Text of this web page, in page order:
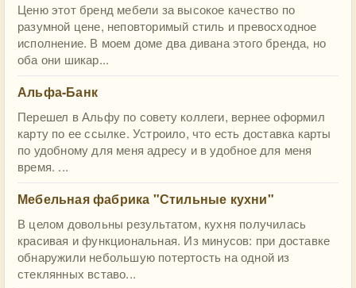
Ценю этот бренд мебели за высокое качество по
разумной цене, неповторимый стиль и превосходное
исполнение. В моем доме два дивана этого бренда, но
оба они шикар...
Альфа-Банк
Перешел в Альфу по совету коллеги, вернее оформил
карту по ее ссылке. Устроило, что есть доставка карты
по удобному для меня адресу и в удобное для меня
время. ...
Мебельная фабрика "Стильные кухни"
В целом довольны результатом, кухня получилась
красивая и функциональная. Из минусов: при доставке
обнаружили небольшую потертость на одной из
стеклянных вставо...